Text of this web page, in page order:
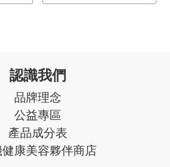
認識我們
品牌理念
公益專區
產品成分表
康美容夥伴商店